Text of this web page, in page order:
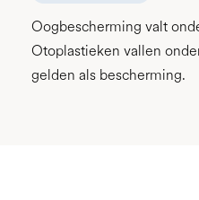
Oogbescherming valt
Otoplastieken vallen
gelden als bescherming.